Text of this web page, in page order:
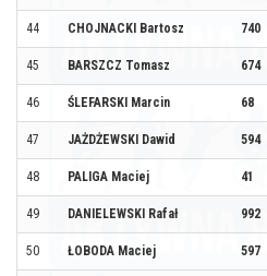
44 CHOJNACKI Bartosz 740
45 BARSZCZ Tomasz 674
46 ŚLEFARSKI Marcin 68
47 JAŻDŻEWSKI Dawid 594
48 PALIGA Maciej 41
49 DANIELEWSKI Rafał 992
50 ŁOBODA Maciej 597